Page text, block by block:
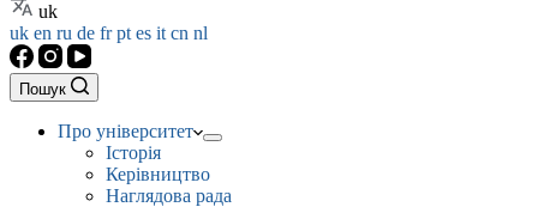
uk
uk en ru de frpt es it cn nl
Пошук
Про університет
Історія
Керівництво
Наглядова рада